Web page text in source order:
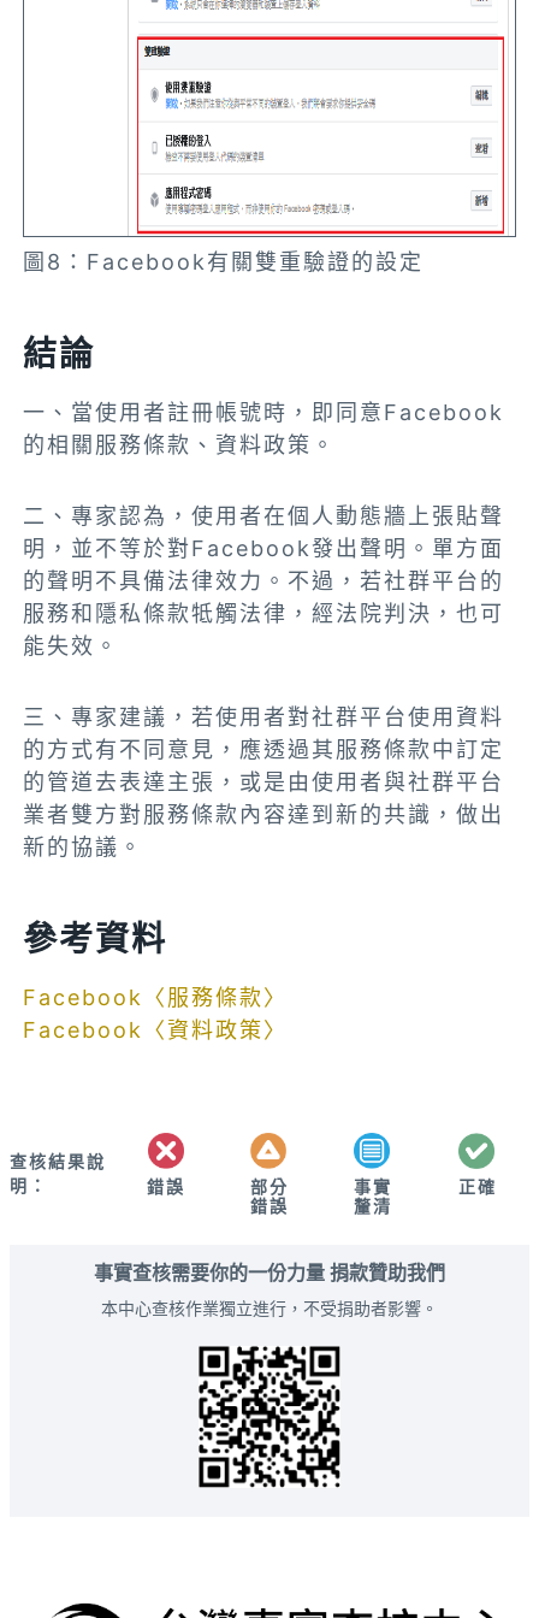
圖8：Facebook有關雙重驗證的設定
結論
一、當使用者註冊帳號時，即同意Facebook
的相關服務條款、資料政策。
二、專家認為，使用者在個人動態牆上張貼聲
明，並不等於對Facebook發出聲明。單方面
的聲明不具備法律效力。不過，若社群平台的
服務和隱私條款牴觸法律，經法院判決，也可
能失效。
三、專家建議，若使用者對社群平台使用資料
的方式有不同意見，應透過其服務條款中訂定
的管道去表達主張，或是由使用者與社群平台
業者雙方對服務條款內容達到新的共識，做出
新的協議。
參考資料
Facebook〈服務條款〉
Facebook〈資料政策〉
查核結果說
明：
錯誤
部分
錯誤
事實
釐清
正確
事實查核需要你的一份力量 捐款贊助我們
本中心查核作業獨立進行，不受捐助者影響。